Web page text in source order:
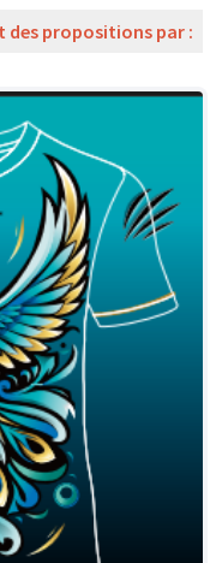
des propositions par :